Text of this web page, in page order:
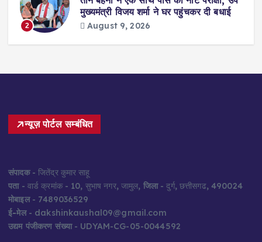
2
मुख्यमंत्री विजय शर्मा ने घर पहुंचकर दी बधाई
August 9, 2026
न्यूज़ पोर्टल सम्बंधित
संपादक- जितेंद्र कुमार साहू
पता- वार्ड क्रमांक - 10, सुभाष नगर, जामुल, जिला- दुर्ग, छत्तीसगढ, 490024
मोबाइल- 7489036529
ई-मेल- dakshinkaushal09@gmail.com
उद्यम पंजीकरण संख्या- UDYAM-CG-05-0044592